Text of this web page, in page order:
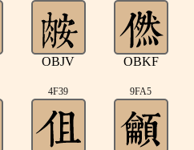
OBJV OBKF
4F39 9FA5